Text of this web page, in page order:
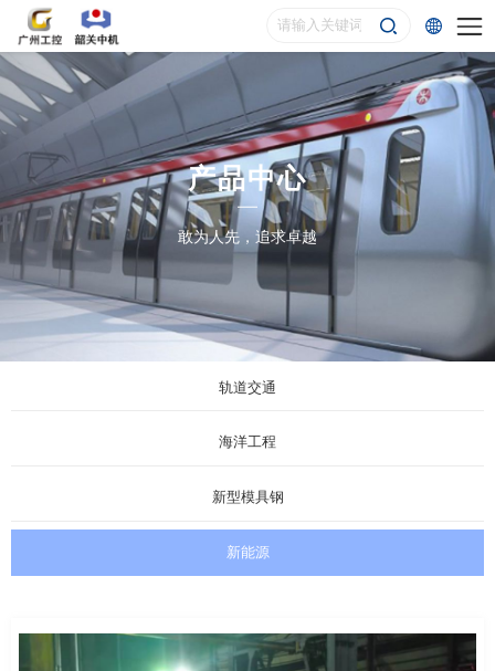
产品中心
敢为人先，追求卓越
轨道交通
海洋工程
新型模具钢
新能源